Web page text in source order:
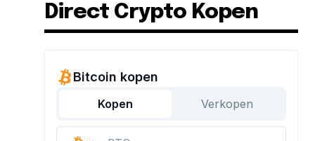
Direct Crypto Kopen